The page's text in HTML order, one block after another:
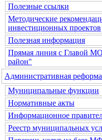
Полезные ссылки
Методические
инвестиционных проектов
Полезная информация
Прямая линия с Главой
район"
Административная реформа
Муниципальные функции
Нормативные акты
Информационное
Реестр муниципальных